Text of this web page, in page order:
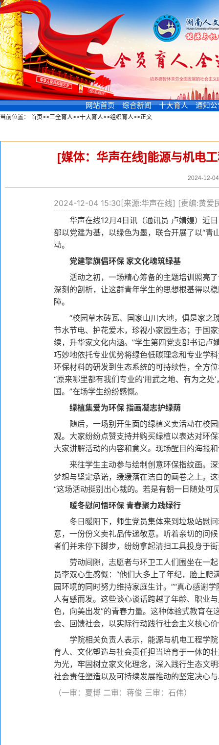
网站首页 综合新闻 十大育人 通知公
当前位置： 首页>>三全育人>>十大育人>>组织育人>>正文
[媒体：华声在线]能源与机电
2024-12-
2024-12-04 15:30 [来源:华声在线] [责编:黄爱
华声在线12月4日讯（通讯员 卢婧嫚）近日
部以党建为基，以绿色为墨，联合开展了以“青
动。
党建擎旗倡环保 家文化魂筑绿基
活动之初，一场精心筹备的主题培训照亮了
深刻的剖析，让这群青年学生的思想根基得以
障。
“校园草木砖瓦、国家山川大地，俱是家之
节水节电、护花爱木，珍视小家园生态；于国
续，升华家文化内涵。”学生第四党支部书记
巧妙地依托专业优势将绿色低碳理念和专业学
环保材料的研发到生态系统的可持续性，全方
“原来哪里都有我们专业的‘用武之地、有为之处
国。”在场学生纷纷感慨。
绿植集爱为环保 指画凝志护绿荫
随后，一场别开生面的绿植义卖活动在校园
观。大家纷纷点赞支持并购买绿植以表达对环
大家讲解活动的内容和意义。现场醒目的海报
来往学生主动参与绘制创意环保指纹画。深
梦想与坚定承诺，缓缓落在洁白的画卷之上。
“这场活动挺别出心裁的。若是有朝一日随处可
暖冬慰问悟环保 青春聚力践绿行
冬日暖阳下，师生党员集体来到垃圾站慰问
意，一份份义卖礼品传递敬意。听着亲切的问
者们并未停下脚步，纷纷拿起清扫工具投身于
劳动间隙，志愿者与环卫工人们围坐在一起
员李双心生感慨：“他们大多上了年纪，脸上
园环境的同时努力维持家庭生计。”“真心感谢
人有感而发。这些谈心谈话跨越了年龄、职业
色，向美出发”的青春力量。这种体验式教育
会、回馈社会，以实际行动践行社会主义核心
学院相关负责人表示，能源与机电工程学院
育人、文化塑造与社会责任担当培育于一体的
为光，牢固树立家文化理念，深入践行生态文
社会责任塑造以及可持续发展推动的坚定决心
（一审：夏博 二审：蒋俊 三审：石伟）